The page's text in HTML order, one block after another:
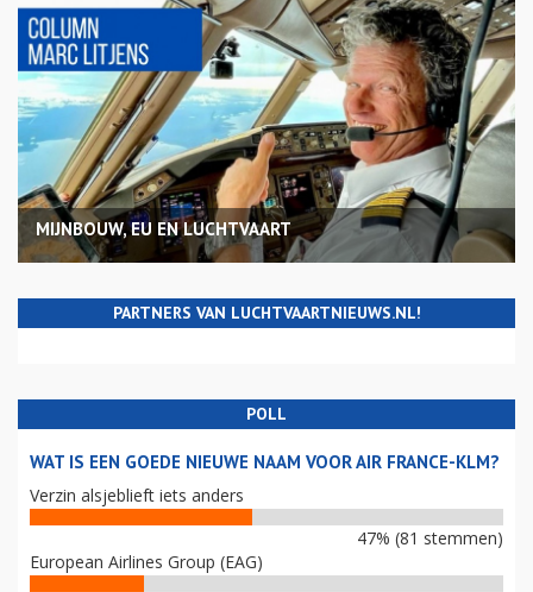
MIJNBOUW, EU EN LUCHTVAART
PARTNERS VAN LUCHTVAARTNIEUWS.NL!
POLL
WAT IS EEN GOEDE NIEUWE NAAM VOOR AIR FRANCE-KLM?
Verzin alsjeblieft iets anders
47% (81 stemmen)
European Airlines Group (EAG)